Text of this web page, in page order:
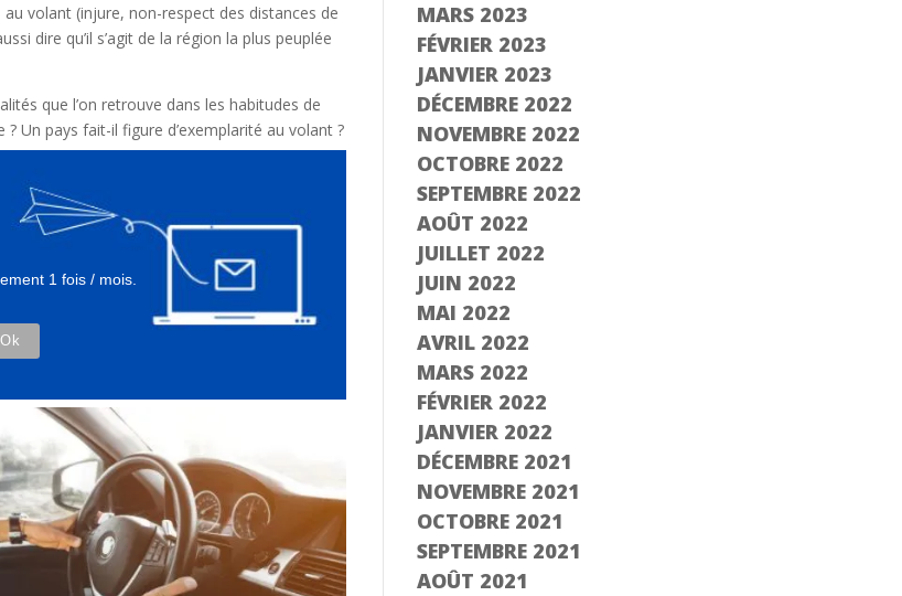
volant (injure, non-respect des distances de
dire qu’il s’agit de la région la plus peuplée
que l’on retrouve dans les habitudes de
Un pays fait-il figure d’exemplarité au volant ?
1 fois / mois.
MARS 2023
FÉVRIER 2023
JANVIER 2023
DÉCEMBRE 2022
NOVEMBRE 2022
OCTOBRE 2022
SEPTEMBRE 2022
AOÛT 2022
JUILLET 2022
JUIN 2022
MAI 2022
AVRIL 2022
MARS 2022
FÉVRIER 2022
JANVIER 2022
DÉCEMBRE 2021
NOVEMBRE 2021
OCTOBRE 2021
SEPTEMBRE 2021
AOÛT 2021